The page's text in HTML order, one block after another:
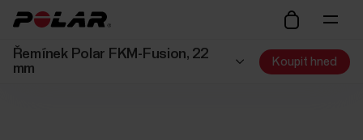
Řemínek Polar FKM-Fusion, 22
mm
Koupit hned